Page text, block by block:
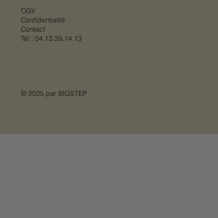
CGV
Confidentialité
Contact
Tél : 04.13.39.14.13
© 2025 par BIGSTEP